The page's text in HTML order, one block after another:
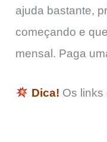
ajuda bastante,
começando e
mensal. Paga
Dica! Os links